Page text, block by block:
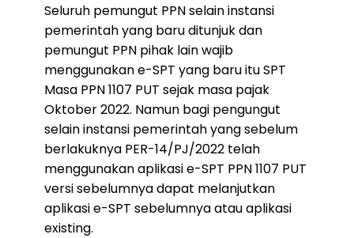
Seluruh pemungut PPN selain instansi
pemerintah yang baru ditunjuk dan
pemungut PPN pihak lain wajib
menggunakan e-SPT yang baru itu SPT
Masa PPN 1107 PUT sejak masa pajak
Oktober 2022. Namun bagi pengungut
selain instansi pemerintah yang sebelum
berlakuknya PER-14/PJ/2022 telah
menggunakan aplikasi e-SPT PPN 1107 PUT
versi sebelumnya dapat melanjutkan
aplikasi e-SPT sebelumnya atau aplikasi
existing.